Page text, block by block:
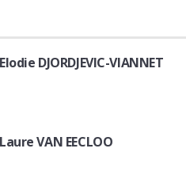
Elodie DJORDJEVIC-VIANNET
Laure VAN EECLOO